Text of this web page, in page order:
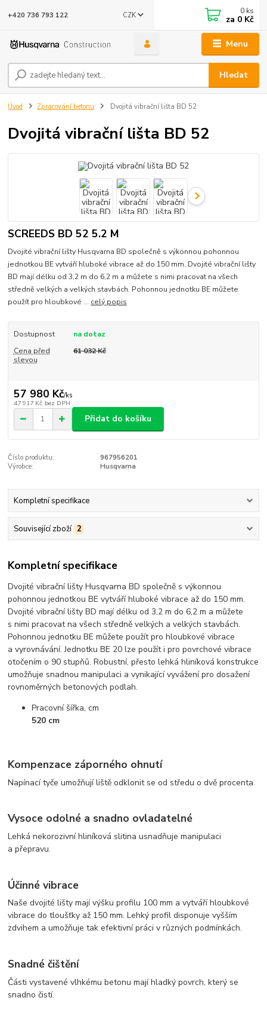
Menu
CZK
Hledat
+420 736 793 122 0 ks
za 0 Kč
Úvod Zpracování betonu Dvojitá vibrační lišta BD 52
Dvojitá vibrační lišta BD 52
SCREEDS BD 52 5.2 M
Dvojité vibrační lišty Husqvarna BD společně s výkonnou pohonnou
jednotkou BE vytváří hluboké vibrace až do 150 mm. Dvojité vibrační lišty
BD mají délku od 3,2 m do 6,2 m a můžete s nimi pracovat na všech
středně velkých a velkých stavbách. Pohonnou jednotku BE můžete
použít pro hloubkové ... celý popis
Dostupnost
na dotaz
Cena před
slevou
61 032 Kč
57 980 Kč/ks
47 917 Kč bez DPH
Přidat do košíku
Číslo produktu:
967956201
Výrobce:
Husqvarna
Kompletní specifikace
Související zboží 2
Kompletní specifikace
Dvojité vibrační lišty Husqvarna BD společně s výkonnou
pohonnou jednotkou BE vytváří hluboké vibrace až do 150 mm.
Dvojité vibrační lišty BD mají délku od 3,2 m do 6,2 m a můžete
s nimi pracovat na všech středně velkých a velkých stavbách.
Pohonnou jednotku BE můžete použít pro hloubkové vibrace
a vyrovnávání. Jednotku BE 20 lze použít i pro povrchové vibrace
otočením o 90 stupňů. Robustní, přesto lehká hliníková konstrukce
umožňuje snadnou manipulaci a vynikající vyvážení pro dosažení
rovnoměrných betonových podlah.
Pracovní šířka, cm
520 cm
Kompenzace záporného ohnutí
Napínací tyče umožňují liště odklonit se od středu o dvě procenta.
Vysoce odolné a snadno ovladatelné
Lehká nekorozivní hliníková slitina usnadňuje manipulaci
a přepravu.
Účinné vibrace
Naše dvojité lišty mají výšku profilu 100 mm a vytváří hloubkové
vibrace do tloušťky až 150 mm. Lehký profil disponuje vyšším
zdvihem a umožňuje tak efektivní práci v různých podmínkách.
Snadné čištění
Části vystavené vlhkému betonu mají hladký povrch, který se
snadno čistí.